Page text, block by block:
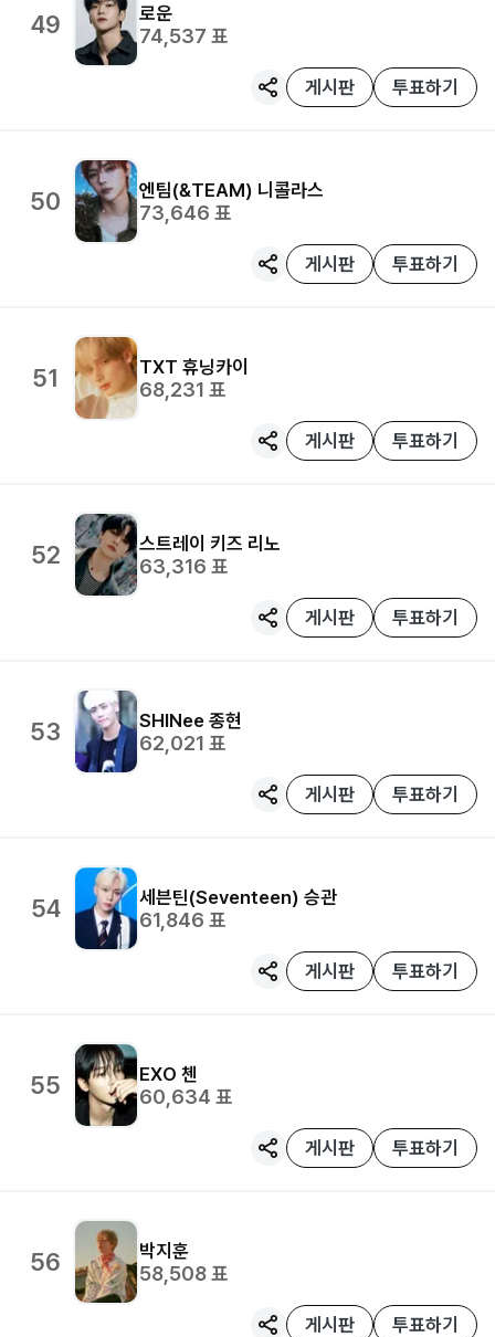
49 로운
74,537 표
게시판 투표하기
50 엔팀(&TEAM) 니콜라스
73,646 표
게시판 투표하기
51 TXT 휴닝카이
68,231 표
게시판 투표하기
52 스트레이 키즈 리노
63,316 표
게시판 투표하기
53 SHINee 종현
62,021 표
게시판 투표하기
54 세븐틴(Seventeen) 승관
61,846 표
게시판 투표하기
55 EXO 첸
60,634 표
게시판 투표하기
56 박지훈
58,508표
게시판 투표하기